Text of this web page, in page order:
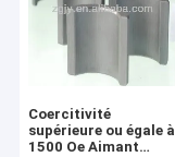
Coercitivité
supérieure ou égale à
1500 Oe Aimant